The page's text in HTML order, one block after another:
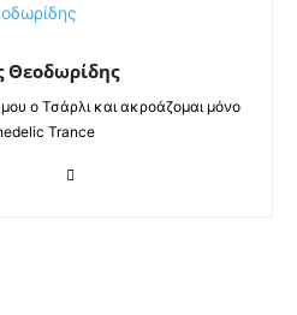
Θεοδωρίδης
ο Τσάρλι και ακροάζομαι μόνο
Trance